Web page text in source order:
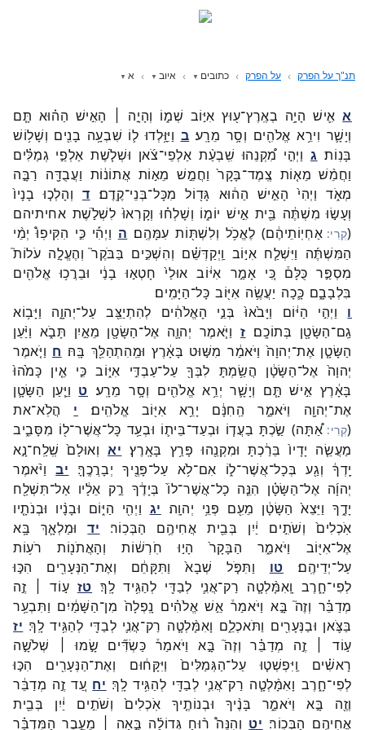
תנ"ך על הפרק על הפרק כתובים איוב א
א אִ֛ישׁ הָיָ֥ה בְאֶֽרֶץ־ע֖וּץ אִיּ֣וֹב שְׁמ֑וֹ וְהָיָ֣ה ׀ הָאִ֣ישׁ הַה֗וּא תָּ֧ם
וְיָשָׁ֛ר וִירֵ֥א אֱלֹהִ֖ים וְסָ֥ר מֵרָֽע׃ ב וַיִּוָּ֥לְדוּ ל֛וֹ שִׁבְעָ֥ה בָנִ֖ים וְשָׁל֥וֹשׁ
בָּנֽוֹת׃ ג וַיְהִ֣י מִ֠קְנֵהוּ שִֽׁבְעַ֨ת אַלְפֵי־צֹ֜אן וּשְׁלֹ֧שֶׁת אַלְפֵ֣י גְמַלִּ֗ים
וַחֲמֵ֨שׁ מֵא֤וֹת צֶֽמֶד־בָּקָר֙ וַחֲמֵ֣שׁ מֵא֣וֹת אֲתוֹנ֔וֹת וַעֲבֻדָּ֖ה רַבָּ֣ה
מְאֹ֑ד וַיְהִי֙ הָאִ֣ישׁ הַה֔וּא גָּד֖וֹל מִכָּל־בְּנֵי־קֶֽדֶם׃ ד וְהָלְכ֤וּ בָנָיו֙
וְעָשׂ֣וּ מִשְׁתֶּ֔ה בֵּ֖ית אִ֣ישׁ יוֹמ֑וֹ וְשָׁלְח֗וּ וְקָרְאוּ֙ לִשְׁלֹ֣שֶׁת אחיתיהם
(
אַחְיֽוֹתֵיהֶ֔ם) לֶאֱכֹ֥ל וְלִשְׁתּ֖וֹת עִמָּהֶֽם׃ ה וַיְהִ֡י כִּ֣י הִקִּיפֽוּ֩ יְמֵ֨י
הַמִּשְׁתֶּ֜ה וַיִּשְׁלַ֧ח אִיּ֣וֹב וַֽיְקַדְּשֵׁ֗ם וְהִשְׁכִּ֣ים בַּבֹּקֶר֮ וְהֶעֱלָ֣ה עֹלוֹת֮
מִסְפַּ֣ר כֻּלָּם֒ כִּ֚י אָמַ֣ר אִיּ֔וֹב אוּלַי֙ חָטְא֣וּ בָנַ֔י וּבֵרֲכ֥וּ אֱלֹהִ֖ים
בִּלְבָבָ֑ם כָּ֛כָה יַעֲשֶׂ֥ה אִיּ֖וֹב כָּל־הַיָּמִֽים׃
ו
וַיְהִ֣י הַיּ֔וֹם וַיָּבֹ֙אוּ֙ בְּנֵ֣י הָאֱלֹהִ֔ים לְהִתְיַצֵּ֖ב עַל־יְהוָ֑ה
וַיָּב֥וֹא
גַֽם־הַשָּׂטָ֖ן בְּתוֹכָֽם׃ ז וַיֹּ֧אמֶר יְהוָ֛ה אֶל־הַשָּׂטָ֖ן מֵאַ֣יִן תָּבֹ֑א וַיַּ֨עַן
הַשָּׂטָ֤ן אֶת־יְהוָה֙ וַיֹּאמַ֔ר מִשּׁ֣וּט בָּאָ֔רֶץ וּמֵֽהִתְהַלֵּ֖ךְ בָּֽהּ׃ ח וַיֹּ֤אמֶר
יְהוָה֙ אֶל־הַשָּׂטָ֔ן הֲשַׂ֥מְתָּ לִבְּךָ֖ עַל־עַבְדִּ֣י אִיּ֑וֹב כִּ֣י אֵ֤ין כָּמֹ֙הוּ֙
בָּאָ֔רֶץ אִ֣ישׁ תָּ֧ם וְיָשָׁ֛ר יְרֵ֥א אֱלֹהִ֖ים וְסָ֥ר מֵרָֽע׃ ט וַיַּ֧עַן הַשָּׂטָ֛ן
אֶת־יְהוָ֖ה וַיֹּאמַ֑ר הַֽחִנָּ֔ם יָרֵ֥א אִיּ֖וֹב אֱלֹהִֽים׃ י הֲלֹֽא־את
(
אַ֠תָּה) שַׂ֣כְתָּ בַעֲד֧וֹ וּבְעַד־בֵּית֛וֹ וּבְעַ֥ד כָּל־אֲשֶׁר־ל֖וֹ מִסָּבִ֑יב
מַעֲשֵׂ֤ה יָדָיו֙ בֵּרַ֔כְתָּ וּמִקְנֵ֖הוּ פָּרַ֥ץ בָּאָֽרֶץ׃ יא וְאוּלָם֙ שְֽׁלַֽח־נָ֣א
יָֽדְךָ֔ וְגַ֖ע בְּכָל־אֲשֶׁר־ל֑וֹ אִם־לֹ֥א עַל־פָּנֶ֖יךָ יְבָרֲכֶֽךָּ׃ יב וַיֹּ֨אמֶר
יְהוָ֜ה אֶל־הַשָּׂטָ֗ן הִנֵּ֤ה כָל־אֲשֶׁר־לוֹ֙ בְּיָדֶ֔ךָ רַ֣ק אֵלָ֔יו אַל־תִּשְׁלַ֖ח
יָדֶ֑ךָ וַיֵּצֵא֙ הַשָּׂטָ֔ן מֵעִ֖ם פְּנֵ֥י יְהוָֽה׃ יג וַיְהִ֖י הַיּ֑וֹם וּבָנָ֨יו וּבְנֹתָ֤יו
אֹֽכְלִים֙
וְשֹׁתִ֣ים יַ֔יִן בְּבֵ֖ית אֲחִיהֶ֥ם הַבְּכֽוֹר׃ יד וּמַלְאָ֛ךְ
בָּ֥א
אֶל־אִיּ֖וֹב וַיֹּאמַ֑ר הַבָּקָר֙ הָי֣וּ חֹֽרְשׁ֔וֹת וְהָאֲתֹנ֖וֹת
רֹע֥וֹת
עַל־יְדֵיהֶֽם׃ טו וַתִּפֹּ֤ל שְׁבָא֙ וַתִּקָּחֵ֔ם וְאֶת־הַנְּעָרִ֖ים
הִכּ֣וּ
לְפִי־חָ֑רֶב וָֽאִמָּ֨לְטָ֧ה רַק־אֲנִ֛י לְבַדִּ֖י לְהַגִּ֥יד לָֽךְ׃ טז ע֣וֹד ׀
זֶ֣ה
מְדַבֵּ֗ר וְזֶה֮ בָּ֣א וַיֹּאמַר֒ אֵ֣שׁ אֱלֹהִ֗ים נָֽפְלָה֙ מִן־הַשָּׁמַ֔יִם וַתִּבְעַ֥ר
בַּצֹּ֛אן וּבַנְּעָרִ֖ים וַתֹּאכְלֵ֑ם וָאִמָּ֨לְטָ֧ה רַק־אֲנִ֛י לְבַדִּ֖י לְהַגִּ֥יד לָֽךְ׃ יז
ע֣וֹד ׀
זֶ֣ה מְדַבֵּ֗ר וְזֶה֮ בָּ֣א וַיֹּאמַר֒ כַּשְׂדִּ֞ים שָׂ֣מוּ ׀
שְׁלֹשָׁ֣ה
רָאשִׁ֗ים
וַֽיִּפְשְׁט֤וּ עַל־הַגְּמַלִּים֙ וַיִּקָּח֔וּם וְאֶת־הַנְּעָרִ֖ים
הִכּ֣וּ
לְפִי־חָ֑רֶב וָאִמָּ֨לְטָ֧ה רַק־אֲנִ֛י לְבַדִּ֖י לְהַגִּ֥יד לָֽךְ׃ יח עַ֚ד זֶ֣ה מְדַבֵּ֔ר
וְזֶ֖ה
בָּ֣א וַיֹּאמַ֑ר בָּנֶ֨יךָ וּבְנוֹתֶ֤יךָ אֹֽכְלִים֙ וְשֹׁתִ֣ים יַ֔יִן
בְּבֵ֖ית
אֲחִיהֶ֥ם הַבְּכֽוֹר׃ יט וְהִנֵּה֩ ר֨וּחַ גְּדוֹלָ֜ה בָּ֣אָה ׀ מֵעֵ֣בֶר הַמִּדְבָּ֗ר